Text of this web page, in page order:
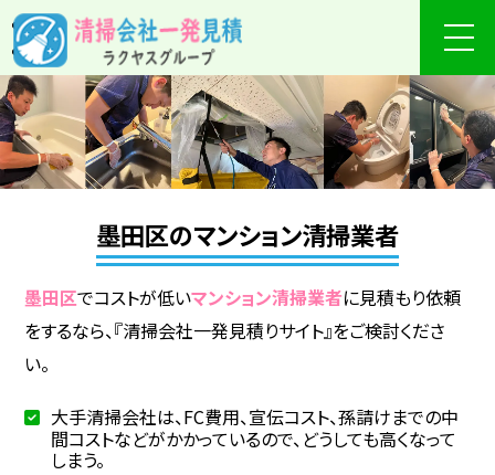
墨田区のマンション清掃業者
墨田区でコストが低いマンション清掃業者に見積もり依頼
をするなら、『清掃会社一発見積りサイト』をご検討くださ
い。
大手清掃会社は、FC費用、宣伝コスト、孫請けまでの中
間コストなどがかかっているので、どうしても高くなって
しまう。